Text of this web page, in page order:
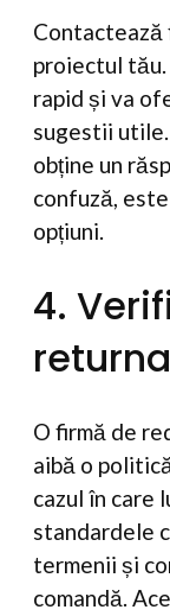
Contactează
proiectul tău.
rapid și va
sugestii
obține un
confuză,
opțiuni.
4.
O firmă de
aibă o
cazul în care
standardele
termenii și
comandă.